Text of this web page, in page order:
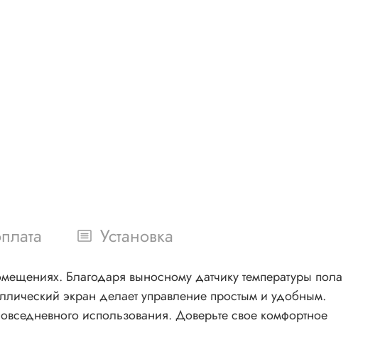
Установка
Благодаря выносному датчику температуры пола
экран делает управление простым и удобным.
использования. Доверьте свое комфортное